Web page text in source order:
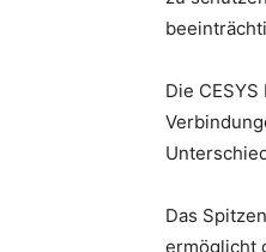
Die
Das
ermöglicht